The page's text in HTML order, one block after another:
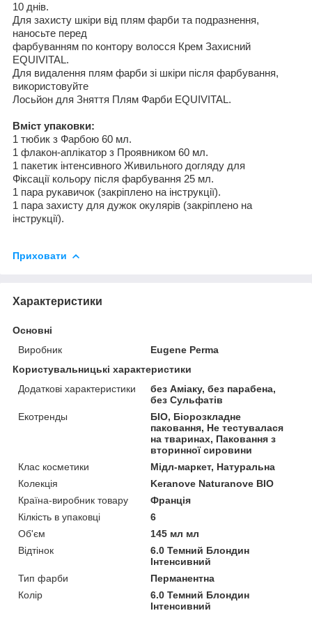
10 днів.
Для захисту шкіри від плям фарби та подразнення,
наносьте перед
фарбуванням по контору волосся Крем Захисний
EQUIVITAL.
Для видалення плям фарби зі шкіри після фарбування,
використовуйте
Лосьйон для Зняття Плям Фарби EQUIVITAL.
Вміст упаковки:
1 тюбик з Фарбою 60 мл.
1 флакон-аплікатор з Проявником 60 мл.
1 пакетик інтенсивного Живильного догляду для
Фіксації кольору після фарбування 25 мл.
1 пара рукавичок (закріплено на інструкції).
1 пара захисту для дужок окулярів (закріплено на
інструкції).
Приховати
Характеристики
Основні
Виробник
Eugene Perma
Користувальницькі характеристики
Додаткові характеристики
без Аміаку, без парабена,
без Сульфатів
Екотренды
БІО, Біорозкладне
паковання, Не тестувалася
на тваринах, Паковання з
вторинної сировини
Клас косметики
Мідл-маркет, Натуральна
Колекція
Keranove Naturanove BIO
Країна-виробник товару
Франція
Кілкість в упаковці
6
Об'єм
145 мл мл
Відтінок
6.0 Темний Блондин
Інтенсивний
Тип фарби
Перманентна
Колір
6.0 Темний Блондин
Інтенсивний